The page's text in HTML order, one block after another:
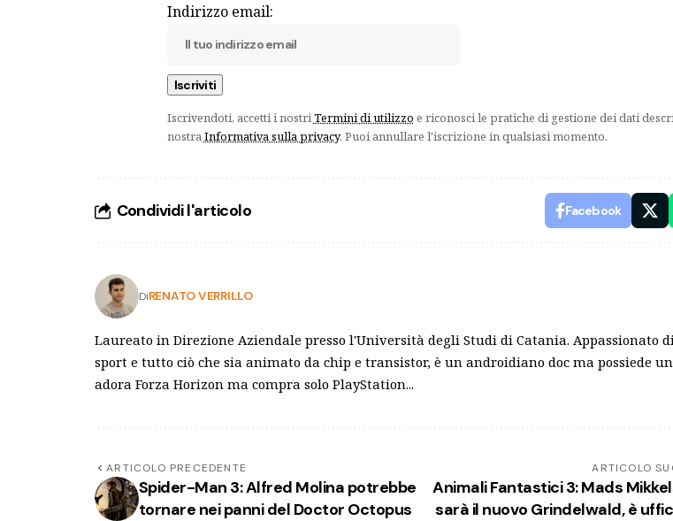
Indirizzo email:
Iscrivendoti, accetti i nostri Termini di utilizzo e riconosci le pratiche di gestione dei dati
nostra Informativa sulla privacy. Puoi annullare l'iscrizione in qualsiasi momento.
Condividi l'articolo Facebook
DiRENATO VERRILLO
Laureato in Direzione Aziendale presso l'Università degli Studi di Catania. Appassionato
sport e tutto ciò che sia animato da chip e transistor, è un androidiano doc ma possiede
adora Forza Horizon ma compra solo PlayStation...
ARTICOLO PRECEDENTE
Spider-Man 3: Alfred Molina potrebbe
tornare nei panni del Doctor Octopus
ARTICOLO
Animali Fantastici 3: Mads
sarà il nuovo Grindelwald, è